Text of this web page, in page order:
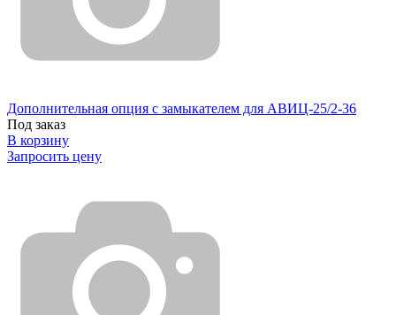
Дополнительная опция с замыкателем для АВИЦ-25/2-36
Под заказ
В корзину
Запросить цену